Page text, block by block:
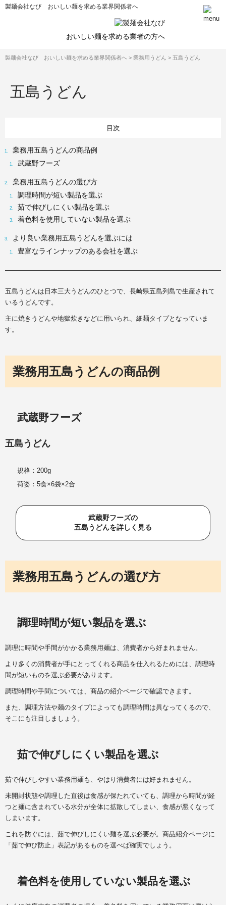
製麺会社なび おいしい麺を求める業界関係者へ
おいしい麺を求める業者の方へ
製麺会社なび おいしい麺を求める業界関係者へ > 業務用うどん > 五島うどん
五島うどん
業務用五島うどんの商品例
武蔵野フーズ
業務用五島うどんの選び方
調理時間が短い製品を選ぶ
茹で伸びしにくい製品を選ぶ
着色料を使用していない製品を選ぶ
より良い業務用五島うどんを選ぶには
豊富なラインナップのある会社を選ぶ
五島うどんは日本三大うどんのひとつで、長崎県五島列島で生産されて
いるうどんです。
主に焼きうどんや地獄炊きなどに用いられ、細麺タイプとなっていま
す。
業務用五島うどんの商品例
武蔵野フーズ
五島うどん
規格：200g
荷姿：5食×6袋×2合
武蔵野フーズの
五島うどんを詳しく見る
業務用五島うどんの選び方
調理時間が短い製品を選ぶ
調理に時間や手間がかかる業務用麺は、消費者から好まれません。
より多くの消費者が手にとってくれる商品を仕入れるためには、調理時
間が短いものを選ぶ必要があります。
調理時間や手間については、商品の紹介ページで確認できます。
また、調理方法や麺のタイプによっても調理時間は異なってくるので、
そこにも注目しましょう。
茹で伸びしにくい製品を選ぶ
茹で伸びしやすい業務用麺も、やはり消費者には好まれません。
未開封状態や調理した直後は食感が保たれていても、調理から時間が経
つと麺に含まれている水分が全体に拡散してしまい、食感が悪くなって
しまいます。
これを防ぐには、茹で伸びしにくい麺を選ぶ必要が。商品紹介ページに
「茹で伸び防止」表記があるものを選べば確実でしょう。
着色料を使用していない製品を選ぶ